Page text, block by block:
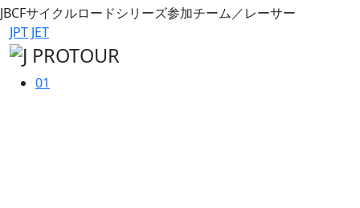
JBCFサイクルロードシリーズ参加チーム／レーサー
JPT JET
01